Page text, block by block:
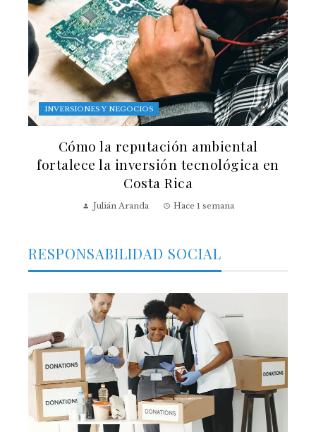
INVERSIONES Y NEGOCIOS
Cómo la reputación ambiental
fortalece la inversión tecnológica en
Costa Rica
Julián Aranda Hace 1 semana
RESPONSABILIDAD SOCIAL